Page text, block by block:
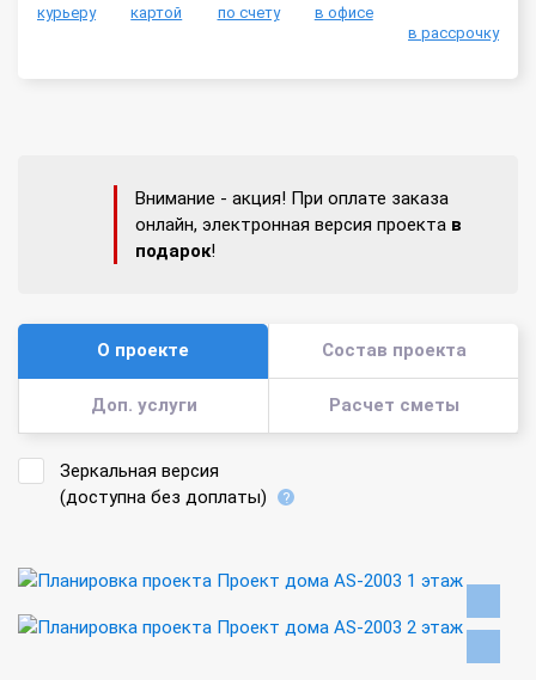
курьеру картой по счету
в офисе
в рассрочку
Внимание - акция! При оплате заказа
онлайн, электронная версия проекта в
подарок!
О проекте Состав проекта
Доп. услуги Расчет сметы
Зеркальная версия
(доступна без доплаты)